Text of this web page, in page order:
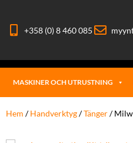
+358 (0) 8 460 085
MASKINER OCH UTRUSTNING
Hem /Handverktyg/Tänger/